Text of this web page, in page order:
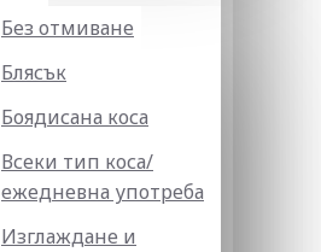
Без отмиване
Блясък
Боядисана коса
Всеки тип коса/
ежедневна употреба
Изглаждане и